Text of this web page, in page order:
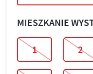
MIESZKANIE
1 2